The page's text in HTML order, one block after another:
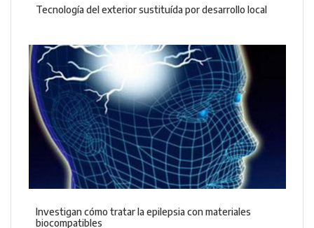
Tecnología del exterior sustituída por desarrollo local
Investigan cómo tratar la epilepsia con materiales
biocompatibles